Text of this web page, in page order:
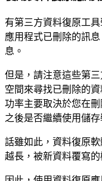
有第三方資料復原工具
應用程式已刪除的訊
息。
但是，請注意這些第
空間來尋找已刪除的
功率主要取決於您在
之後是否繼續使用儲
話雖如此，資料復原
越長，被新資料覆寫的